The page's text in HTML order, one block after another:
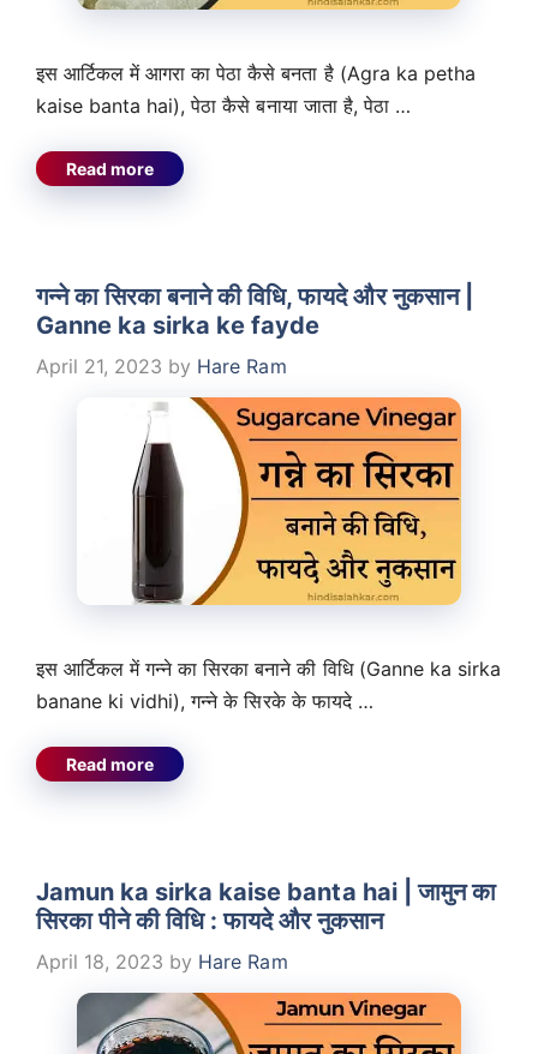
इस आर्टिकल में आगरा का पेठा कैसे बनता है (Agra ka petha
kaise banta hai), पेठा कैसे बनाया जाता है, पेठा …
Read more
गन्ने का सिरका बनाने की विधि, फायदे और नुकसान |
Ganne ka sirka ke fayde
April 21, 2023 by Hare Ram
इस आर्टिकल में गन्ने का सिरका बनाने की विधि (Ganne ka sirka
banane ki vidhi), गन्ने के सिरके के फायदे …
Read more
Jamun ka sirka kaise banta hai | जामुन का
सिरका पीने की विधि : फायदे और नुकसान
April 18, 2023 by Hare Ram